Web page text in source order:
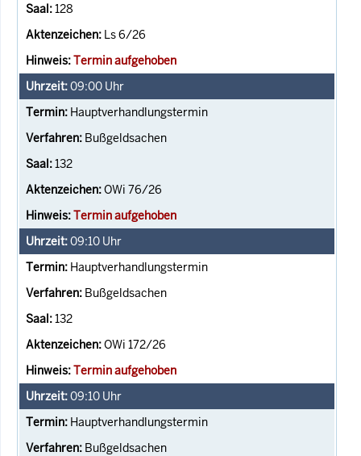
128
Ls 6/26
Termin aufgehoben
09:00 Uhr
Hauptverhandlungstermin
Bußgeldsachen
132
OWi 76/26
Termin aufgehoben
09:10 Uhr
Hauptverhandlungstermin
Bußgeldsachen
132
OWi 172/26
Termin aufgehoben
09:10 Uhr
Hauptverhandlungstermin
Bußgeldsachen